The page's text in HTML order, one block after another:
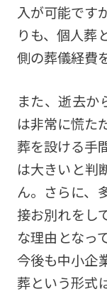
入が可能です
りも、個人葬
側の葬儀経費
また、逝去か
は非常に慌た
葬を設ける手
は大きいと判
ん。さらに、
接お別れをし
な理由となっ
今後も中小企
葬という形式